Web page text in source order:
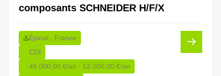
composants SCHNEIDER H/F/X
Épinal , France
CDI
45.000,00 €/an - 52.000,00 €/an